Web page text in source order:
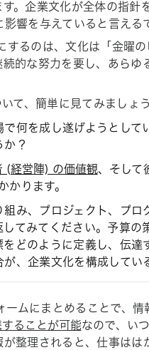
。企業文化が全体の指針
響を与えていると言える
るのは、文化は「金曜の
的な努力を要し、あらゆ
て、簡単に見てみましょう
で何を成し遂げようとして
？
(経営陣) の価値観、そして
かります。
組み、プロジェクト、プロ
てみてください。予算の
どのように定義し、伝達
、企業文化を構成してい
ムにまとめることで、情
ることが可能なので、い
整理されると、仕事はは